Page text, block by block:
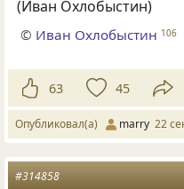
(Иван Охлобыстин)
© Иван Охлобыстин 106
63 45
Опубликовал(а) marry 22
#314858